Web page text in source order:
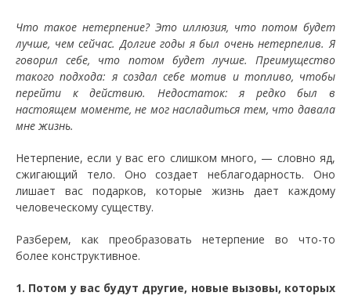
Что такое нетерпение? Это иллюзия, что потом будет
лучше, чем сейчас. Долгие годы я был очень нетерпелив. Я
говорил себе, что потом будет лучше. Преимущество
такого подхода: я создал себе мотив и топливо, чтобы
перейти к действию. Недостаток: я редко был в
настоящем моменте, не мог насладиться тем, что давала
мне жизнь.
Нетерпение, если у вас его слишком много, — словно яд,
сжигающий тело. Оно создает неблагодарность. Оно
лишает вас подарков, которые жизнь дает каждому
человеческому существу.
Разберем, как преобразовать нетерпение во что-то
более конструктивное.
1. Потом у вас будут другие, новые вызовы, которых